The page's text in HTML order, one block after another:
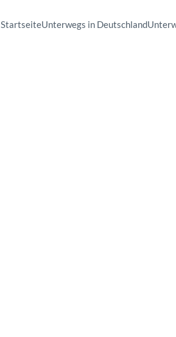
StartseiteUnterwegs in Deutschland